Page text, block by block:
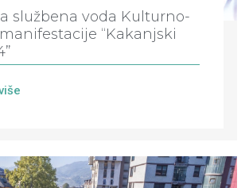
službena voda Kulturno-
“Kakanjski